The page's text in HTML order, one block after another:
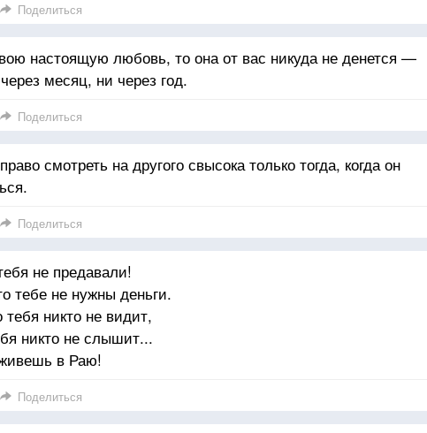
Поделиться
настоящую любовь, то она от вас никуда не денется —
месяц, ни через год.
Поделиться
смотреть на другого свысока только тогда, когда он
Поделиться
не предавали!
тебе не нужны деньги.
тебя никто не видит,
никто не слышит...
в Раю!
Поделиться